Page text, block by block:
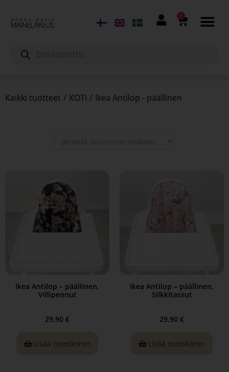
0
Kaikki tuotteet / KOTI / Ikea Antilop - päällinen
Ikea Antilop – päällinen,
Villipennut
29,90 €
Lisää ostoskoriin
Ikea Antilop – päällinen,
Silkkitassut
29,90 €
Lisää ostoskoriin